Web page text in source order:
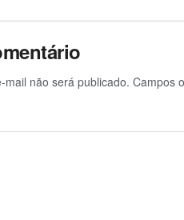
não será publicado. Campos